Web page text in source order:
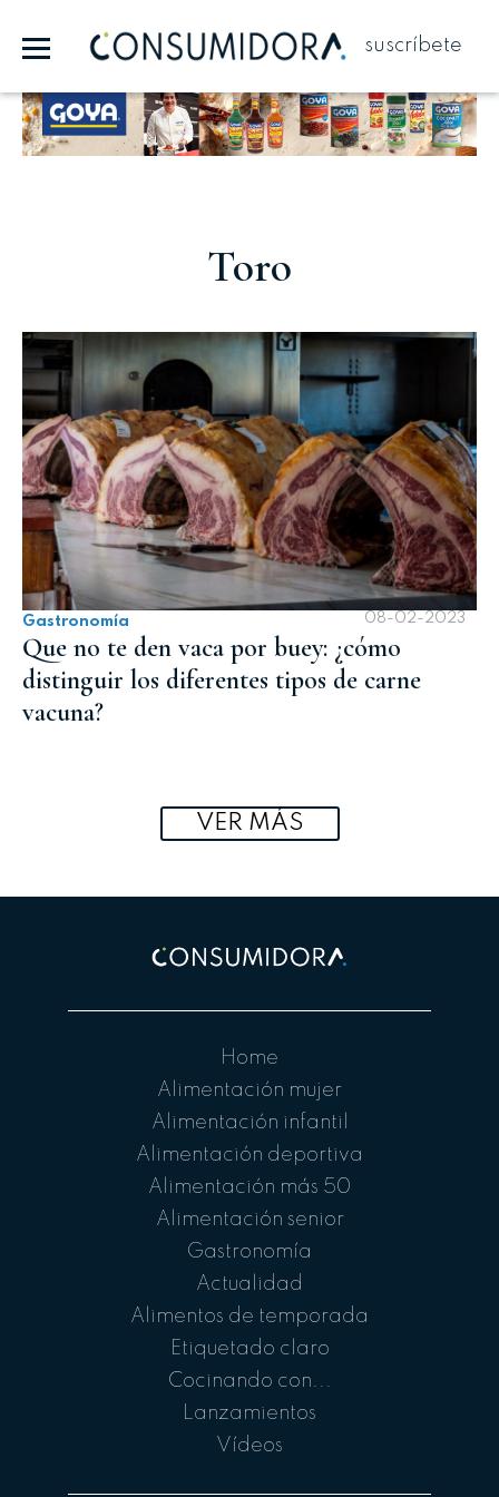
suscríbete
Toro
Gastronomía 08-02-2023
Que no te den vaca por buey: ¿cómo
distinguir los diferentes tipos de carne
vacuna?
VER MÁS
Home
Alimentación mujer
Alimentación infantil
Alimentación deportiva
Alimentación más 50
Alimentación senior
Gastronomía
Actualidad
Alimentos de temporada
Etiquetado claro
Cocinando con...
Lanzamientos
Vídeos